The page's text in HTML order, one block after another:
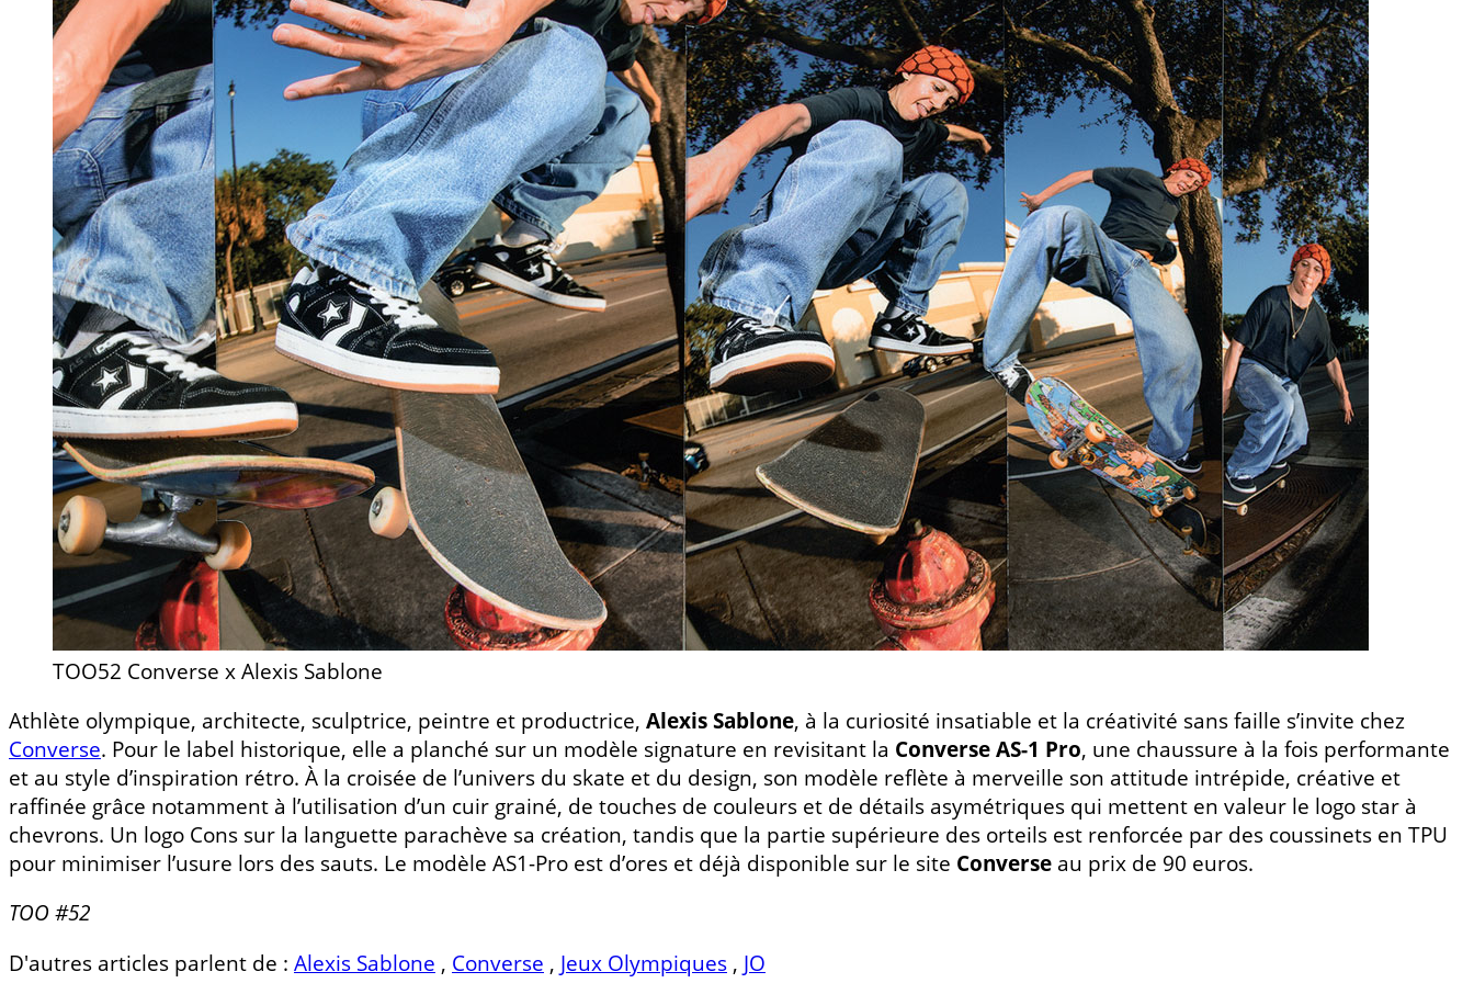
TOO52 Converse x Alexis Sablone
Athlète olympique, architecte, sculptrice, peintre et productrice, Alexis Sablone, à la curiosité insatiable et la créativité sans faille s’invite chez
Converse. Pour le label historique, elle a planché sur un modèle signature en revisitant la Converse AS-1 Pro, une chaussure à la fois performante
et au style d’inspiration rétro. À la croisée de l’univers du skate et du design, son modèle reflète à merveille son attitude intrépide, créative et
raffinée grâce notamment à l’utilisation d’un cuir grainé, de touches de couleurs et de détails asymétriques qui mettent en valeur le logo star à
chevrons. Un logo Cons sur la languette parachève sa création, tandis que la partie supérieure des orteils est renforcée par des coussinets en TPU
pour minimiser l’usure lors des sauts. Le modèle AS1-Pro est d’ores et déjà disponible sur le site Converse au prix de 90 euros.
TOO #52
D'autres articles parlent de : Alexis Sablone , Converse , Jeux Olympiques , JO